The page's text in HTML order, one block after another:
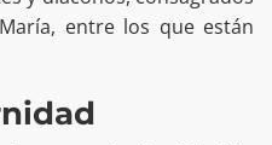
entre los que están